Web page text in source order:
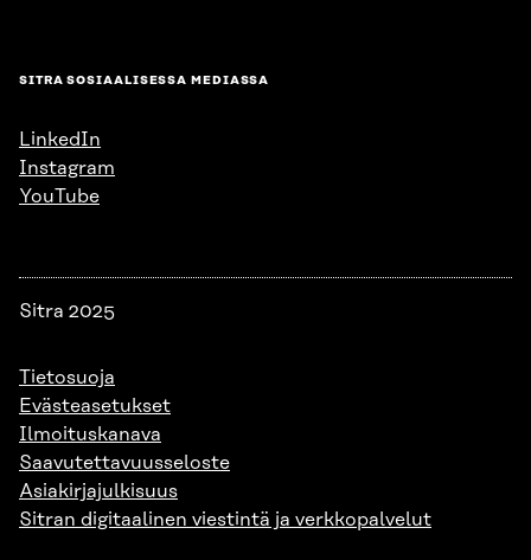
SITRA SOSIAALISESSA MEDIASSA
LinkedIn
Instagram
YouTube
Sitra 2025
Tietosuoja
Evästeasetukset
Ilmoituskanava
Saavutettavuusseloste
Asiakirjajulkisuus
Sitran digitaalinen viestintä ja verkkopalvelut